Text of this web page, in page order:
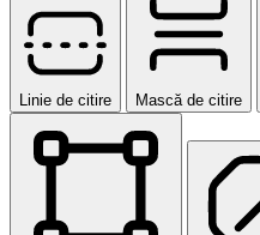
Linie de citire Mască de citire